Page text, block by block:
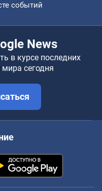
событий
News
в курсе последних
сегодня